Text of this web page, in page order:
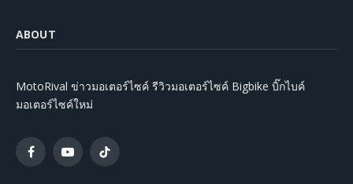
ABOUT
MotoRival ข่าวมอเตอร์ไซค์ รีวิวมอเตอร์ไซค์ Bigbike บิ๊กไบค์
มอเตอร์ไซค์ใหม่
FacebookYouTubeTikTok